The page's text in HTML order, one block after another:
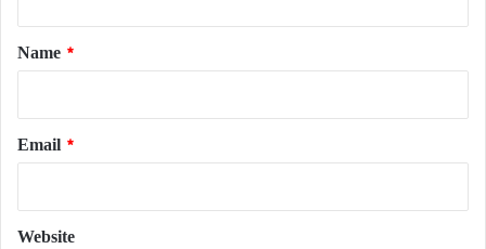
*
Name *
Email *
Website